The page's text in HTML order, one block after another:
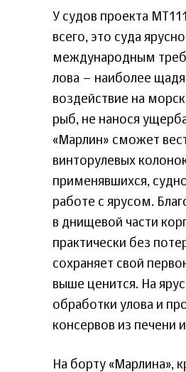
У судов проекта
всего, это суда
международным
лова – наиболее
воздействие на
рыб, не нанося
«Марлин» сможет
винторулевых
применявшихся,
работе с ярусом.
в днищевой части
практически без
сохраняет свой
выше ценится. На
обработки улова и
консервов из печени
На борту «Марлина»,